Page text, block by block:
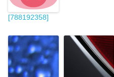
[788192358]